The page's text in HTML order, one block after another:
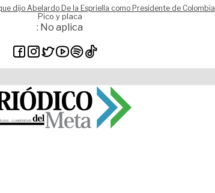
dijo Abelardo De la Espriella como Presidente de Colombia
Pico y placa
: No aplica